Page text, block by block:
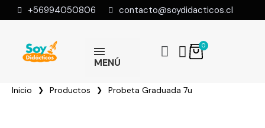
+56994050806 contacto@soydidacticos.cl
MENÚ
Inicio Productos Probeta Graduada 7u